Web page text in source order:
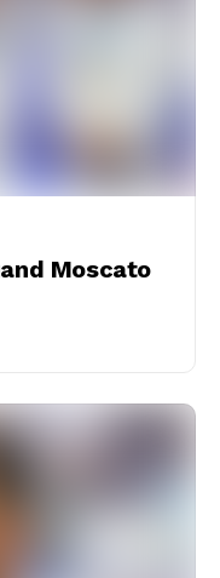
Moscato